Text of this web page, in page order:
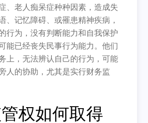
、老人痴呆症种种因素，造成失
、记忆障碍、或罹患精神疾病，
行为，没有判断能力和自我保护
能已经丧失民事行为能力。他们
上，无法辨认自己的行为，可能
人的协助，尤其是实行财务监
权如何取得